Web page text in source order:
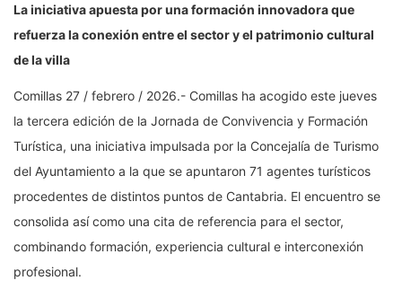
La iniciativa apuesta por una formación innovadora que
refuerza la conexión entre el sector y el patrimonio cultural
de la villa
Comillas 27 / febrero / 2026.- Comillas ha acogido este jueves
la tercera edición de la Jornada de Convivencia y Formación
Turística, una iniciativa impulsada por la Concejalía de Turismo
del Ayuntamiento a la que se apuntaron 71 agentes turísticos
procedentes de distintos puntos de Cantabria. El encuentro se
consolida así como una cita de referencia para el sector,
combinando formación, experiencia cultural e interconexión
profesional.